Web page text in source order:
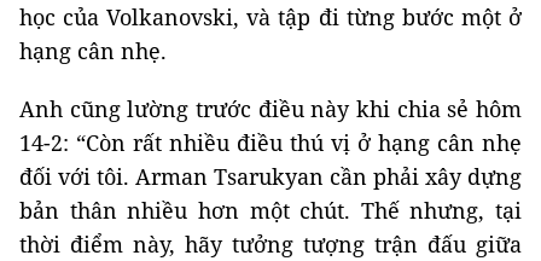
học của Volkanovski, và tập đi từng bước một ở
hạng cân nhẹ.
Anh cũng lường trước điều này khi chia sẻ hôm
14-2: “Còn rất nhiều điều thú vị ở hạng cân nhẹ
đối với tôi. Arman Tsarukyan cần phải xây dựng
bản thân nhiều hơn một chút. Thế nhưng, tại
thời điểm này, hãy tưởng tượng trận đấu giữa